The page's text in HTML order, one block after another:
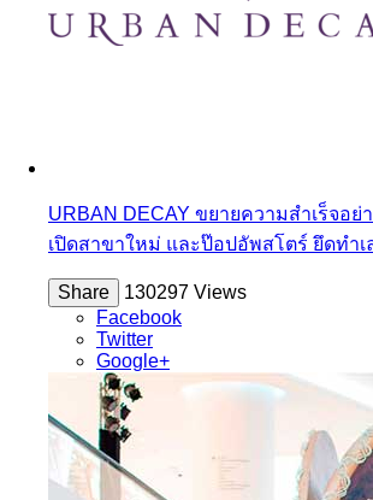
URBAN DECAY ขยายความสำเร็จอย่
เปิดสาขาใหม่ และป๊อปอัพสโตร์ ยึดทำเ
Share
130297 Views
Facebook
Twitter
Google+